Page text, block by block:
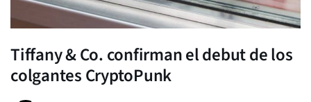
Tiffany & Co. confirman el debut de los
colgantes CryptoPunk